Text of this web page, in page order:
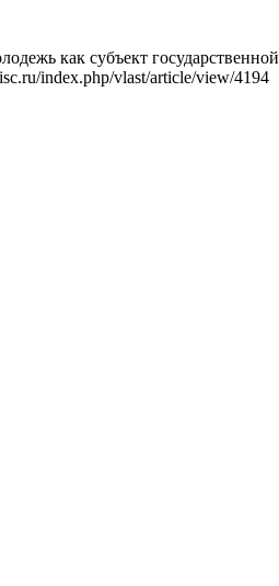
как субъект
index.php/vlast/article/view/4194